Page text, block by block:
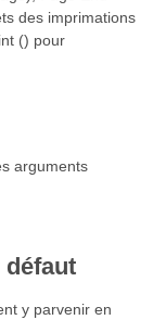
des imprimations
() pour
arguments
défaut
y parvenir en